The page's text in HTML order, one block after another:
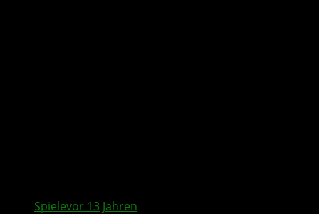
Spielevor 13 Jahren